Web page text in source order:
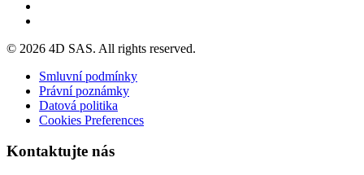
© 2026 4D SAS. All rights reserved.
Smluvní podmínky
Právní poznámky
Datová politika
Cookies Preferences
Kontaktujte nás